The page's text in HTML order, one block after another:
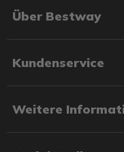
Über Bestway
Kundenservice
Weitere